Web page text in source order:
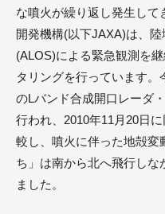
な噴火が繰り返し発生し
開発機構(以下JAXA)は、陸
(ALOS)による緊急観測を
タリングを行っています。
のLバンド合成開口レーダ
行われ、2010年11月20日
較し、噴火に伴った地殻変
ち」は南から北へ飛行しな
ました。